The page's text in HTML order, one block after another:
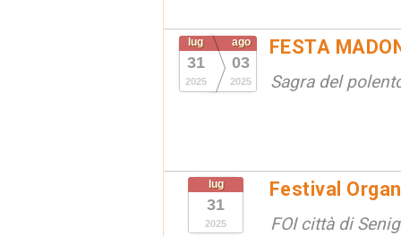
lug
31
2025
ago
03
2025
FESTA
Sagra del
lug
31
2025
Festival
FOI città di